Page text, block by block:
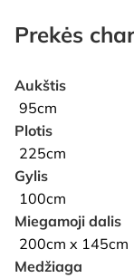
Prekės
Aukštis
95cm
Plotis
225cm
Gylis
100cm
Miegamoji dalis
200cm x 145cm
Medžiaga